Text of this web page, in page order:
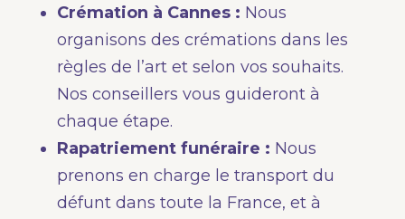
Crémation à Cannes : Nous
organisons des crémations dans les
règles de l’art et selon vos souhaits.
Nos conseillers vous guideront à
chaque étape.
Rapatriement funéraire : Nous
prenons en charge le transport du
défunt dans toute la France, et à